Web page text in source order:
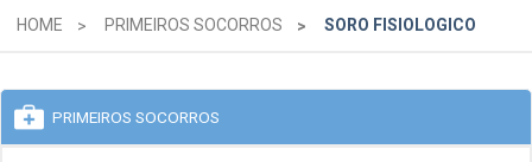
HOME PRIMEIROS SOCORROS SORO FISIOLOGICO
PRIMEIROS SOCORROS